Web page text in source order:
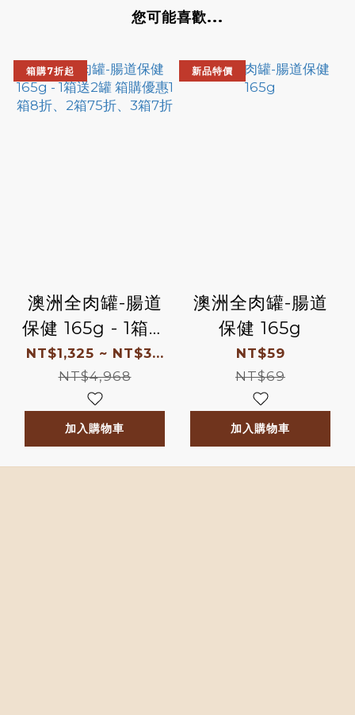
您可能喜歡...
箱購7折起
澳洲全肉罐-腸道
保健 165g - 1箱送
2罐 箱購優惠1箱8
折、2箱75折、3
箱7折
NT$1,325 ~ NT$3...
NT$4,968
加入購物車
新品特價
澳洲全肉罐-腸道
保健 165g
NT$59
NT$69
加入購物車